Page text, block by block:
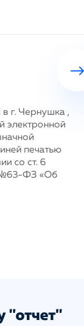
в г. Чернушка ,
электронной
печатью
со ст. 6
№63-ФЗ «Об
"отчет"